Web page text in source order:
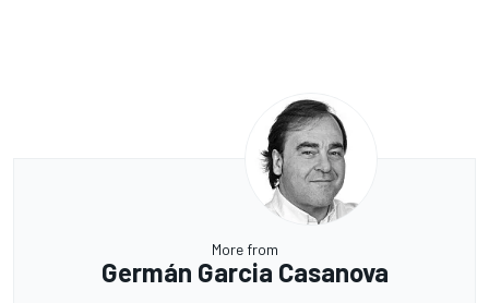
More from
Germán Garcia Casanova